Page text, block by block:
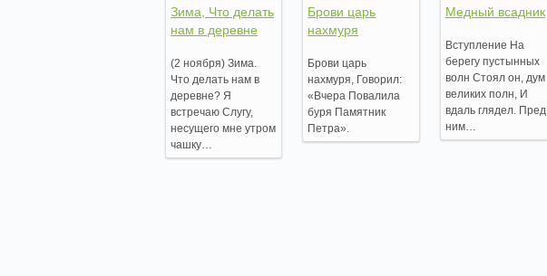
Зима, Что делать
нам в деревне
(2 ноября) Зима.
Что делать нам в
деревне? Я
встречаю Слугу,
несущего мне утром
чашку…
Брови царь
нахмуря
Брови царь
нахмуря, Говорил:
«Вчера Повалила
буря Памятник
Петра».
Медный всадник
Вступление На
берегу пустынных
волн Стоял он, дум
великих полн, И
вдаль глядел. Пред
ним…